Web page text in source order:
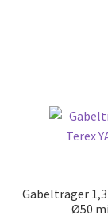
Gabelträger
Ø50